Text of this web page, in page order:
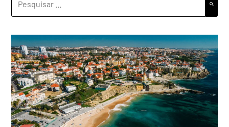
POR: